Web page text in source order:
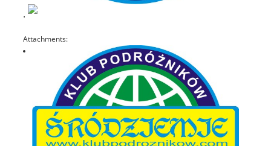
.
Attachments: